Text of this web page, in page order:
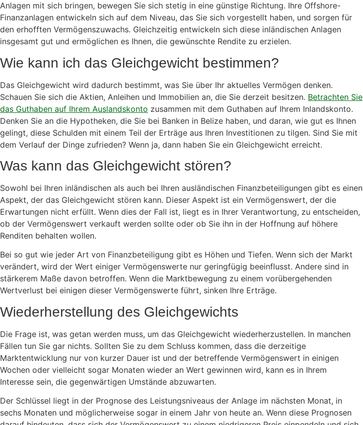
Anlagen mit sich bringen, bewegen Sie sich stetig in eine günstige Richtung. Ihre Offshore-
Finanzanlagen entwickeln sich auf dem Niveau, das Sie sich vorgestellt haben, und sorgen für
den erhofften Vermögenszuwachs. Gleichzeitig entwickeln sich diese inländischen Anlagen
insgesamt gut und ermöglichen es Ihnen, die gewünschte Rendite zu erzielen.
Wie kann ich das Gleichgewicht bestimmen?
Das Gleichgewicht wird dadurch bestimmt, was Sie über Ihr aktuelles Vermögen denken.
Schauen Sie sich die Aktien, Anleihen und Immobilien an, die Sie derzeit besitzen. Betrachten Sie
das Guthaben auf Ihrem Auslandskonto zusammen mit dem Guthaben auf Ihrem Inlandskonto.
Denken Sie an die Hypotheken, die Sie bei Banken in Belize haben, und daran, wie gut es Ihnen
gelingt, diese Schulden mit einem Teil der Erträge aus Ihren Investitionen zu tilgen. Sind Sie mit
dem Verlauf der Dinge zufrieden? Wenn ja, dann haben Sie ein Gleichgewicht erreicht.
Was kann das Gleichgewicht stören?
Sowohl bei Ihren inländischen als auch bei Ihren ausländischen Finanzbeteiligungen gibt es einen
Aspekt, der das Gleichgewicht stören kann. Dieser Aspekt ist ein Vermögenswert, der die
Erwartungen nicht erfüllt. Wenn dies der Fall ist, liegt es in Ihrer Verantwortung, zu entscheiden,
ob der Vermögenswert verkauft werden sollte oder ob Sie ihn in der Hoffnung auf höhere
Renditen behalten wollen.
Bei so gut wie jeder Art von Finanzbeteiligung gibt es Höhen und Tiefen. Wenn sich der Markt
verändert, wird der Wert einiger Vermögenswerte nur geringfügig beeinflusst. Andere sind in
stärkerem Maße davon betroffen. Wenn die Marktbewegung zu einem vorübergehenden
Wertverlust bei einigen dieser Vermögenswerte führt, sinken Ihre Erträge.
Wiederherstellung des Gleichgewichts
Die Frage ist, was getan werden muss, um das Gleichgewicht wiederherzustellen. In manchen
Fällen tun Sie gar nichts. Sollten Sie zu dem Schluss kommen, dass die derzeitige
Marktentwicklung nur von kurzer Dauer ist und der betreffende Vermögenswert in einigen
Wochen oder vielleicht sogar Monaten wieder an Wert gewinnen wird, kann es in Ihrem
Interesse sein, die gegenwärtigen Umstände abzuwarten.
Der Schlüssel liegt in der Prognose des Leistungsniveaus der Anlage im nächsten Monat, in
sechs Monaten und möglicherweise sogar in einem Jahr von heute an. Wenn diese Prognosen